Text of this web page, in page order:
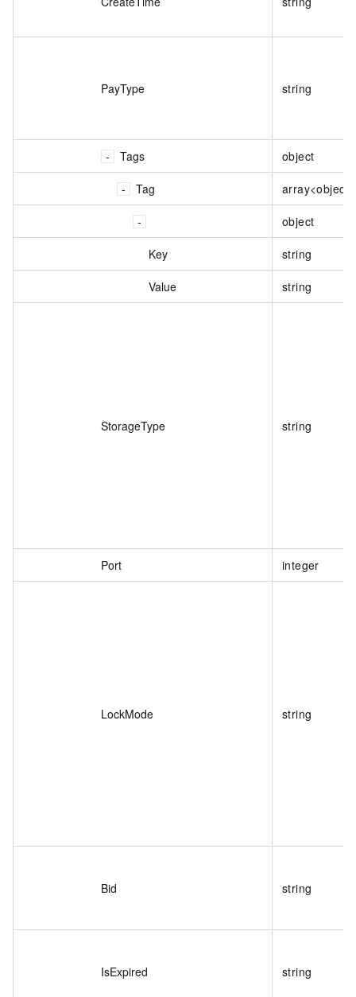
PayType string
Tags object
Tag array<object>
object
Key string
Value string
StorageType string
Port integer
LockMode string
Bid string
IsExpired string